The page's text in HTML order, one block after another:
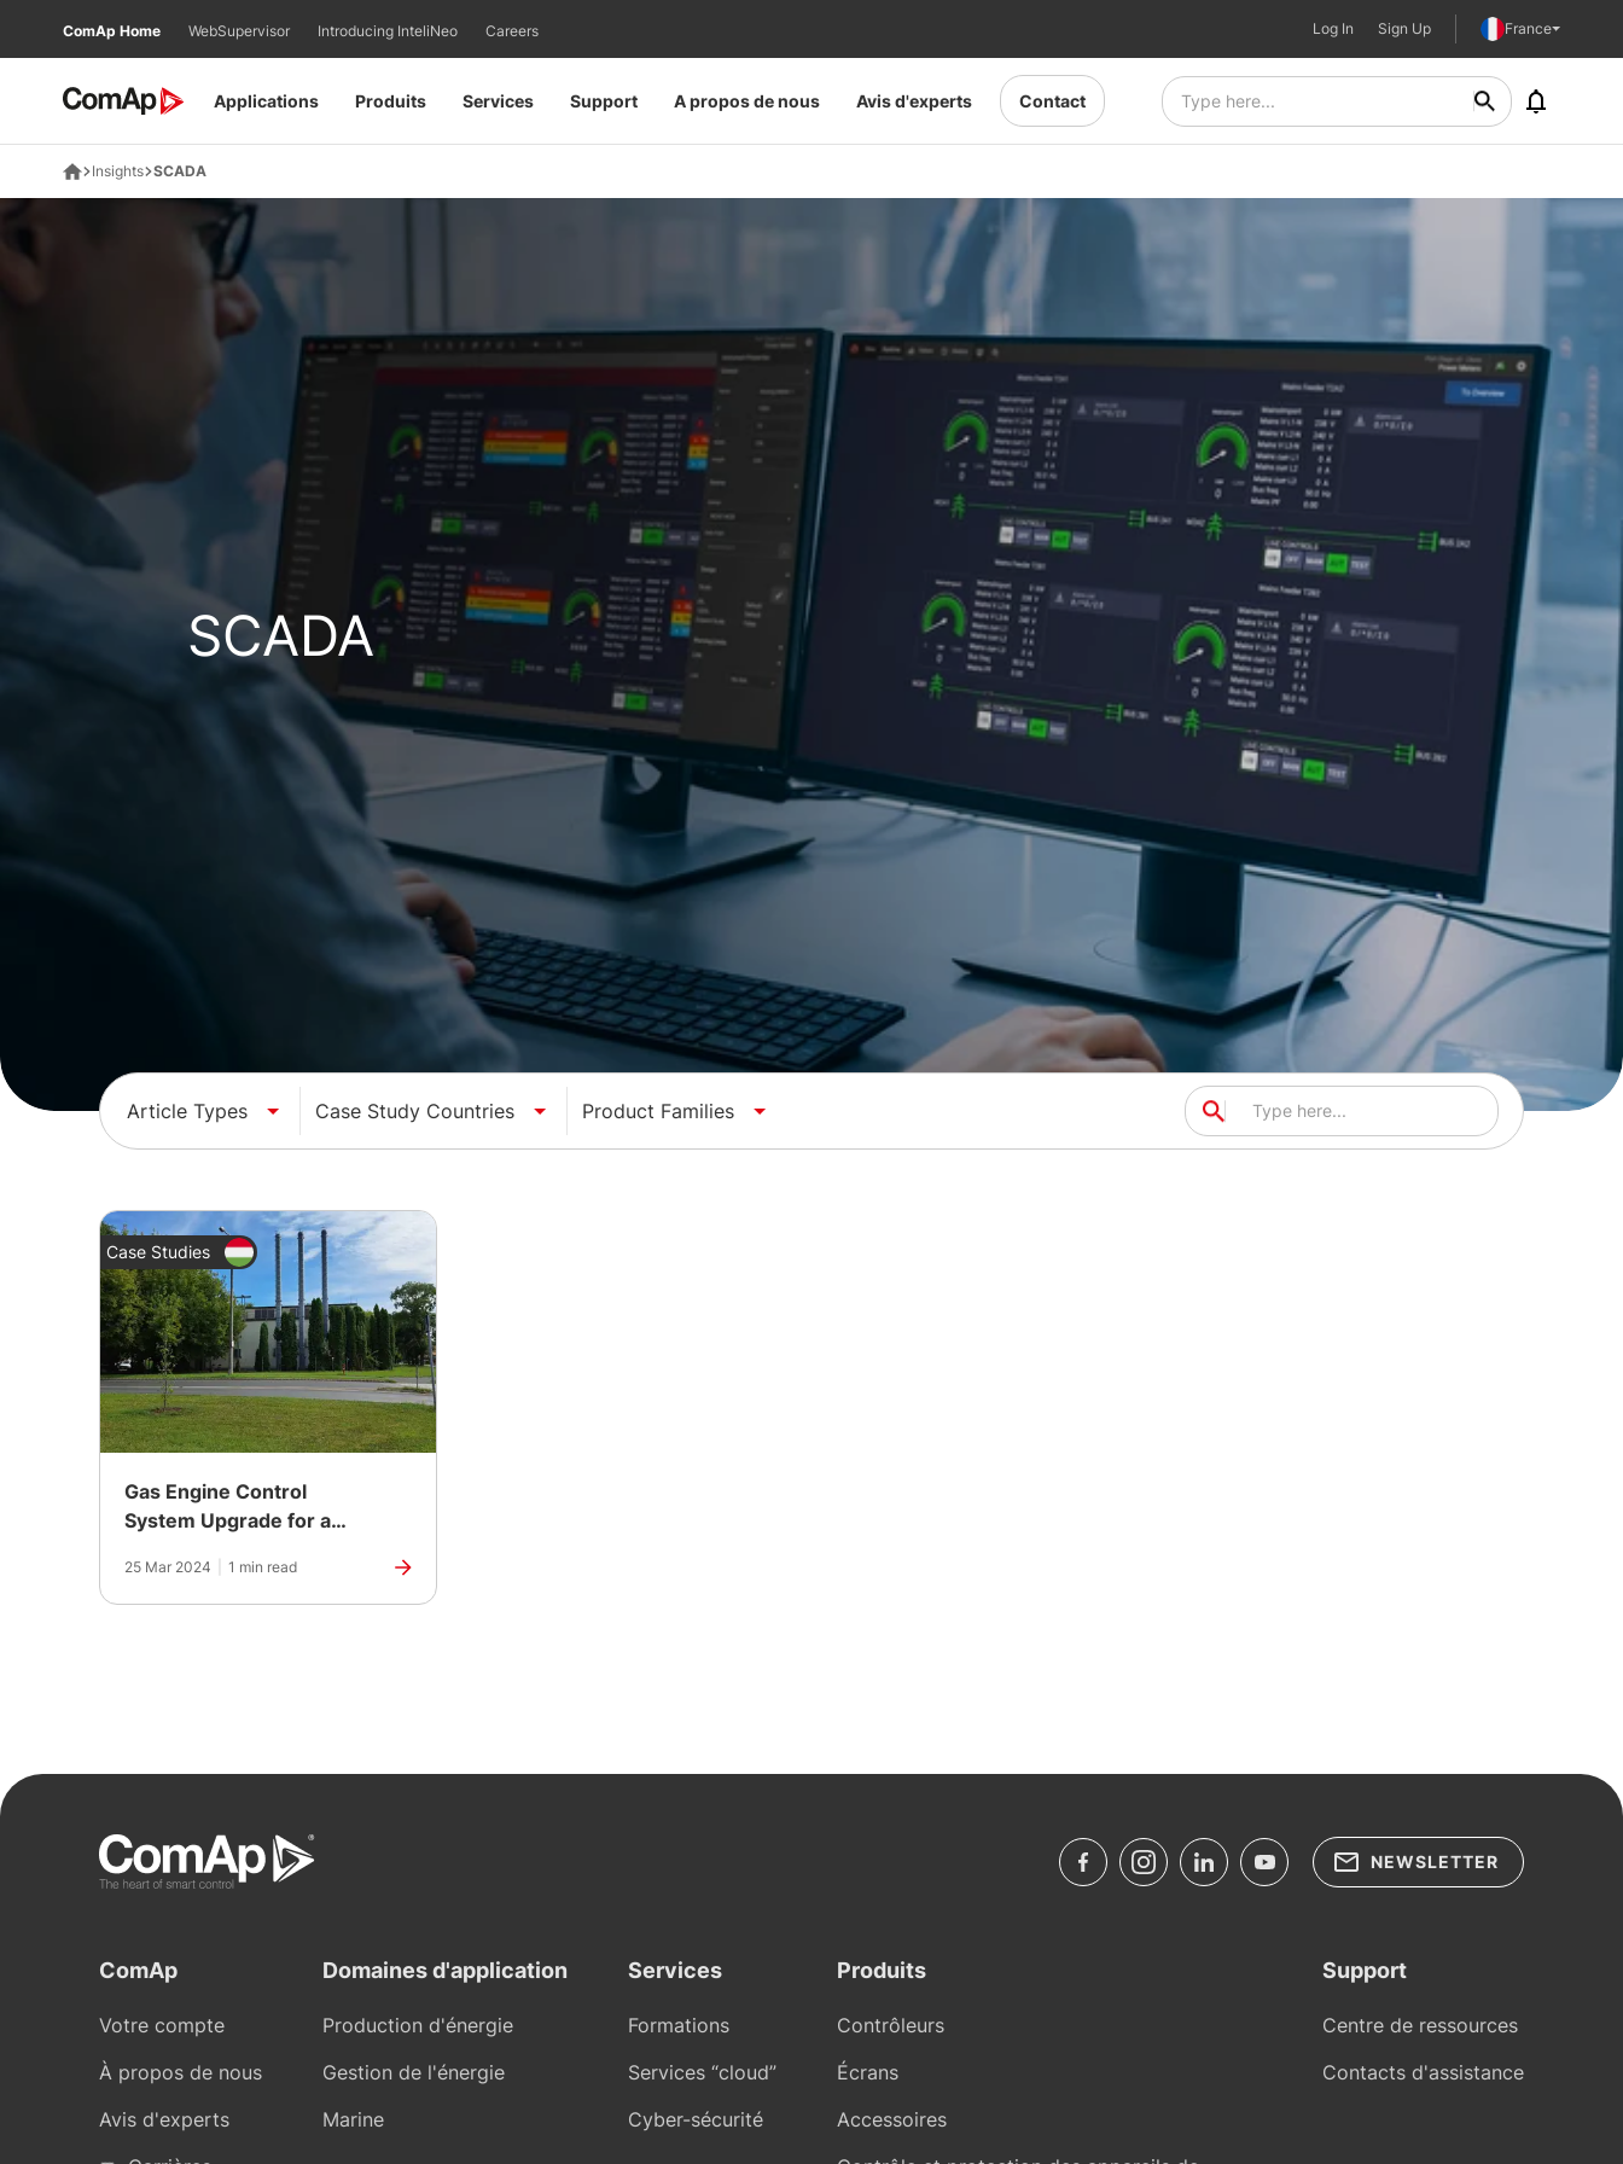
Applications Produits Services Support A propos de nous Avis d'experts Contact
ComAp Home WebSupervisor Introducing InteliNeo Careers Log In Sign Up France
Insights SCADA
SCADA
Article Types Case Study Countries Product Families
Case Studies
Gas Engine Control
System Upgrade for a
Plant
25 Mar 2024 1 min read
ComAp
Votre compte
À propos de nous
Avis d'experts
Domaines d'application
Production d'énergie
Gestion de l'énergie
Marine
Services
Formations
Services “cloud”
Cyber-sécurité
Produits
Contrôleurs
Écrans
Accessoires
Support
Centre de ressources
Contacts d'assistance
NEWSLETTER